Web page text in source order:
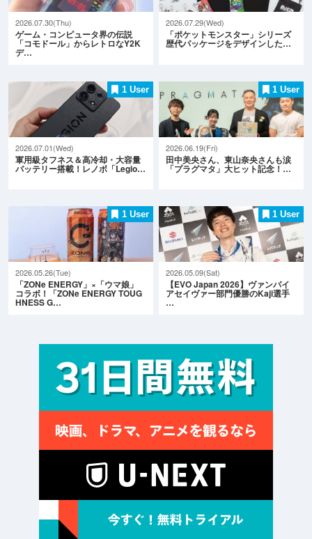
2026.07.30(Thu)
ゲーム・コンピュータ界の伝説
「コモドール」からレトロなY2K
デ…
2026.07.29(Wed)
「ポケットモンスター」シリーズ
歴代パッケージをデザインした…
1 User
2026.07.01(Wed)
軍用級タフネス＆高冷却・大容量
バッテリー搭載！レノボ「Legio…
1 User
2026.06.19(Fri)
田中美央さん、東山奈央さんも涙
「プラグマタ」大ヒット記念！…
1 User
2026.05.26(Tue)
「ZONe ENERGY」×「ウマ娘」
コラボ！「ZONe ENERGY TOUG
HNESS G…
1 User
2026.05.09(Sat)
【EVO Japan 2026】ヴァンパイ
アセイヴァー部門優勝のKaji選手
…